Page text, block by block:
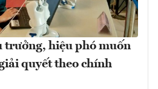
trưởng, hiệu phó muốn
quyết theo chính